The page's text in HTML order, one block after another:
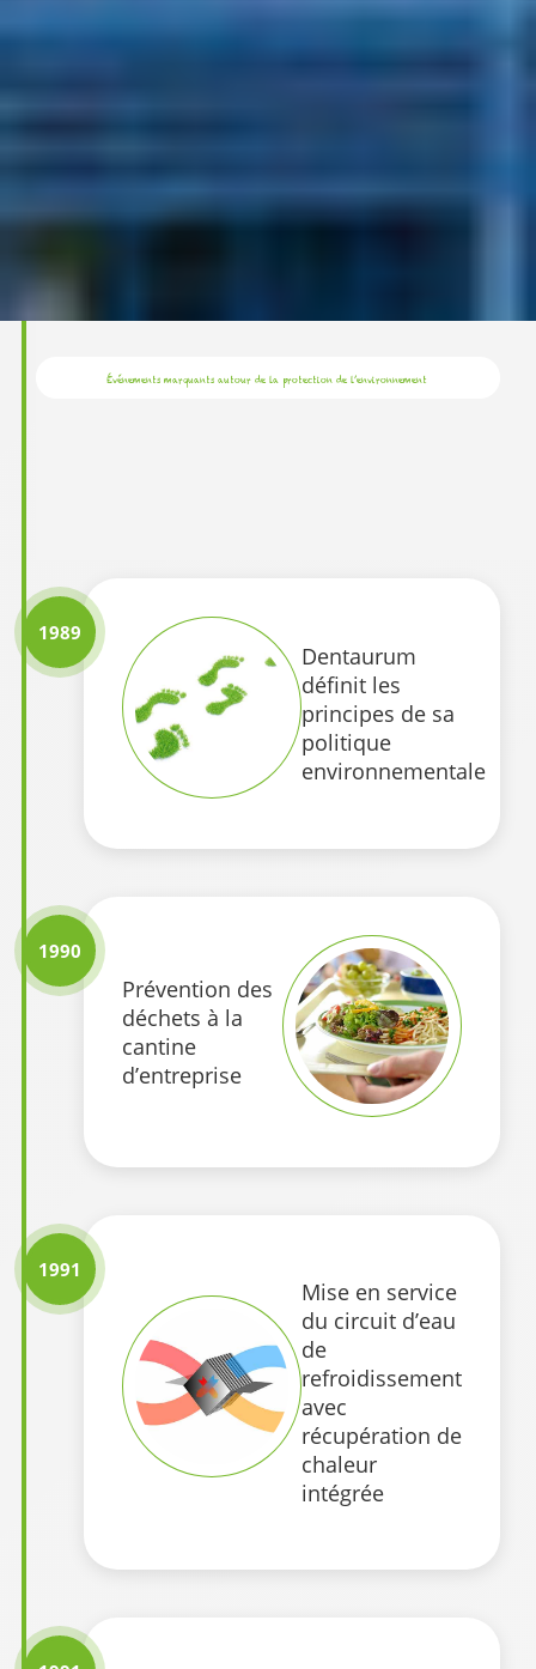
Événements marquants autour de la protection de l’environnement
1989
Dentaurum
définit les
principes de sa
politique
environnementale
1990
Prévention des
déchets à la
cantine
d’entreprise
1991
Mise en service
du circuit d’eau
de
refroidissement
avec
récupération de
chaleur
intégrée